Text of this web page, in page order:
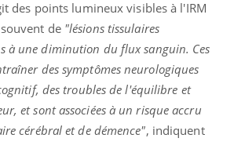
des points lumineux visibles à l'IRM
de "lésions tissulaires
à une diminution du flux sanguin. Ces
des symptômes neurologiques
des troubles de l'équilibre et
et sont associées à un risque accru
cérébral et de démence", indiquent